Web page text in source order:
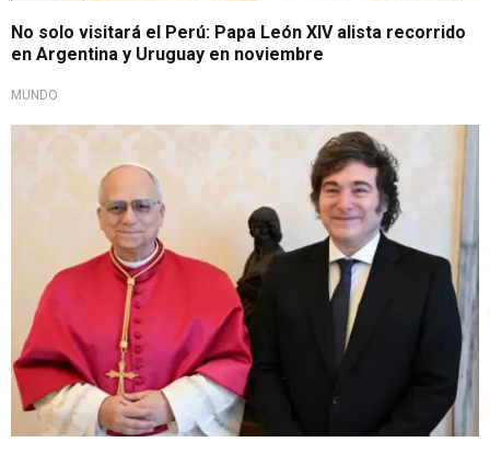
No solo visitará el Perú: Papa León XIV alista recorrido
en Argentina y Uruguay en noviembre
MUNDO
Visita Santa